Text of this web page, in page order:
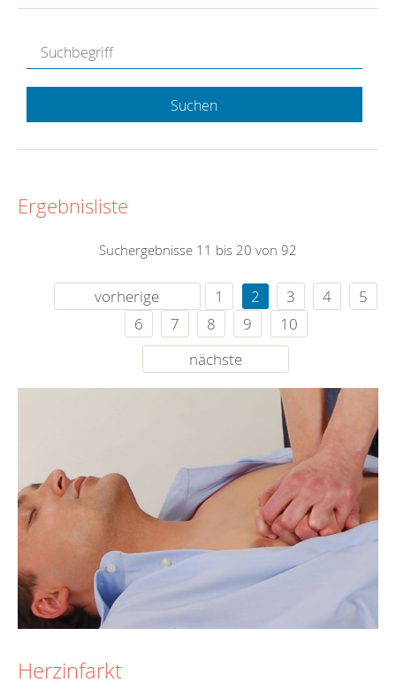
Suchen
Ergebnisliste
Suchergebnisse 11 bis 20 von 92
vorherige 1 2 3 4
5
6
7 8 9
10
nächste
Herzinfarkt